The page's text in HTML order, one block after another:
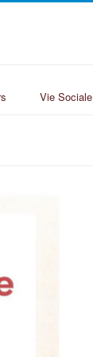
Vie Sociale